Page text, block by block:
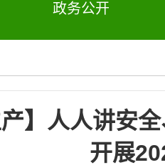
政务公开
产】人人讲
开展